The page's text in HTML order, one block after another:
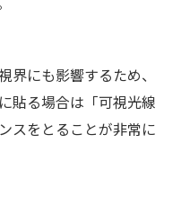
界にも影響するため、
貼る場合は「可視光線
スをとることが非常に